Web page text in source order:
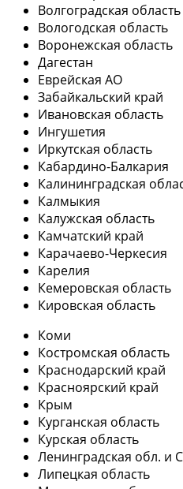
Волгоградская область
Вологодская область
Воронежская область
Дагестан
Еврейская АО
Забайкальский край
Ивановская область
Ингушетия
Иркутская область
Кабардино-Балкария
Калининградская
Калмыкия
Калужская область
Камчатский край
Карачаево-Черкесия
Карелия
Кемеровская область
Кировская область
Коми
Костромская область
Краснодарский край
Красноярский край
Крым
Курганская область
Курская область
Ленинградская обл. и
Липецкая область